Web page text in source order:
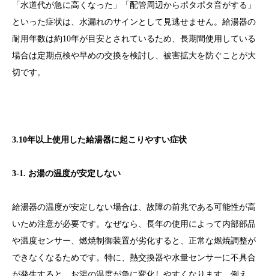
「水道代が急に高くなった」「配管周辺からポタポタ音がする」
といった症状は、水漏れのサインとして見逃せません。給湯器の
耐用年数は約10年が目安とされているため、長期間使用している
場合は定期点検や早めの交換を検討し、被害拡大を防ぐことが大
切です。
3.10年以上使用した給湯器に起こりやすい症状
3-1. お湯の温度が安定しない
給湯器の温度が安定しない場合は、故障の前兆である可能性が高
いため注意が必要です。なぜなら、長年の使用によって内部部品
や温度センサー、燃焼制御装置が劣化すると、正常な燃焼調整が
できなくなるためです。特に、熱交換器や水量センサーに不具合